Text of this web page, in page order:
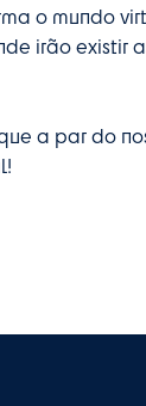
o mundo
irão existir
a par do